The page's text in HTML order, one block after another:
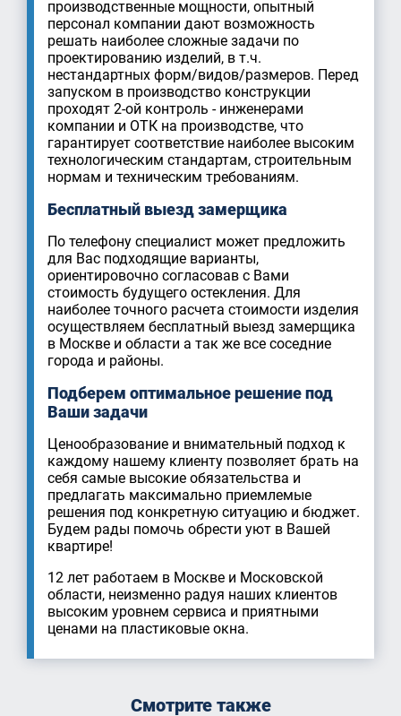
производственные мощности, опытный
персонал компании дают возможность
решать наиболее сложные задачи по
проектированию изделий, в т.ч.
нестандартных форм/видов/размеров. Перед
запуском в производство конструкции
проходят 2-ой контроль - инженерами
компании и ОТК на производстве, что
гарантирует соответствие наиболее высоким
технологическим стандартам, строительным
нормам и техническим требованиям.
Бесплатный выезд замерщика
По телефону специалист может предложить
для Вас подходящие варианты,
ориентировочно согласовав с Вами
стоимость будущего остекления. Для
наиболее точного расчета стоимости изделия
осуществляем бесплатный выезд замерщика
в Москве и области а так же все соседние
города и районы.
Подберем оптимальное решение под
Ваши задачи
Ценообразование и внимательный подход к
каждому нашему клиенту позволяет брать на
себя самые высокие обязательства и
предлагать максимально приемлемые
решения под конкретную ситуацию и бюджет.
Будем рады помочь обрести уют в Вашей
квартире!
12 лет работаем в Москве и Московской
области, неизменно радуя наших клиентов
высоким уровнем сервиса и приятными
ценами на пластиковые окна.
Смотрите также